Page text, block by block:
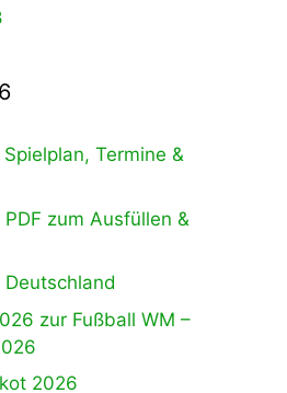
Termine &
zum Ausfüllen &
zur Fußball WM –
2026